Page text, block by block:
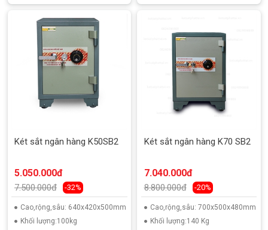
Két sắt ngân hàng K50SB2
5.050.000đ
7.500.000đ -32%
Cao,rộng,sâu: 640x420x500mm
Khối lượng:100kg
Két sắt ngân hàng K70 SB2
7.040.000đ
8.800.000đ -20%
Cao,rộng,sâu: 700x500x480mm
Khối lượng:140 Kg